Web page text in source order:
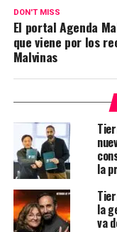
DON'T MISS
El portal Agenda
que viene por los
Malvinas
la
la
va